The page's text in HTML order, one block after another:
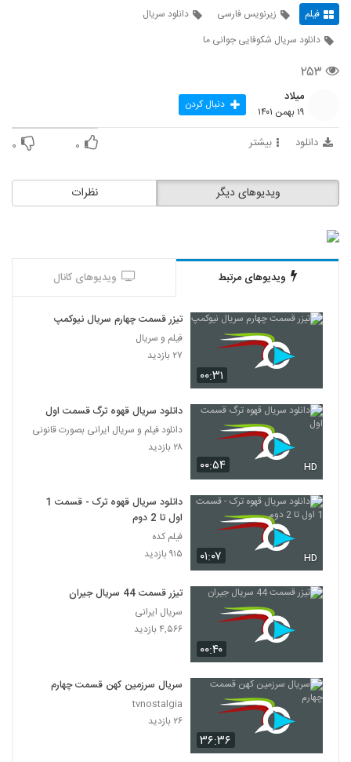
فیلم زیرنویس فارسی
دانلود سریال
دانلود سریال شکوفایی جوانی ما
۲۵۳
میلاد
۱۹ بهمن ۱۴۰۱ دنبال کردن
دانلود بیشتر ۰ ۰
نظرات ویدیوهای دیگر
ویدیوهای مرتبط ویدیوهای کانال
۰۰:۳۱
تیزر قسمت چهارم سریال نیوکمپ
فیلم و سریال
۲۷ بازدید
۰۰:۵۴ HD
دانلود سریال قهوه ترگ قسمت اول
دانلود فیلم و سریال ایرانی بصورت قانونی
۲۸ بازدید
۰۱:۰۷ HD
دانلود سریال قهوه ترک - قسمت 1
اول تا 2 دوم
فیلم کده
۹۱۵ بازدید
۰۰:۴۰
تیزر قسمت 44 سریال جیران
سریال ایرانی
۴,۵۶۶ بازدید
۳۶:۳۶
سریال سرزمین کهن قسمت چهارم
tvnostalgia
۲۶ بازدید